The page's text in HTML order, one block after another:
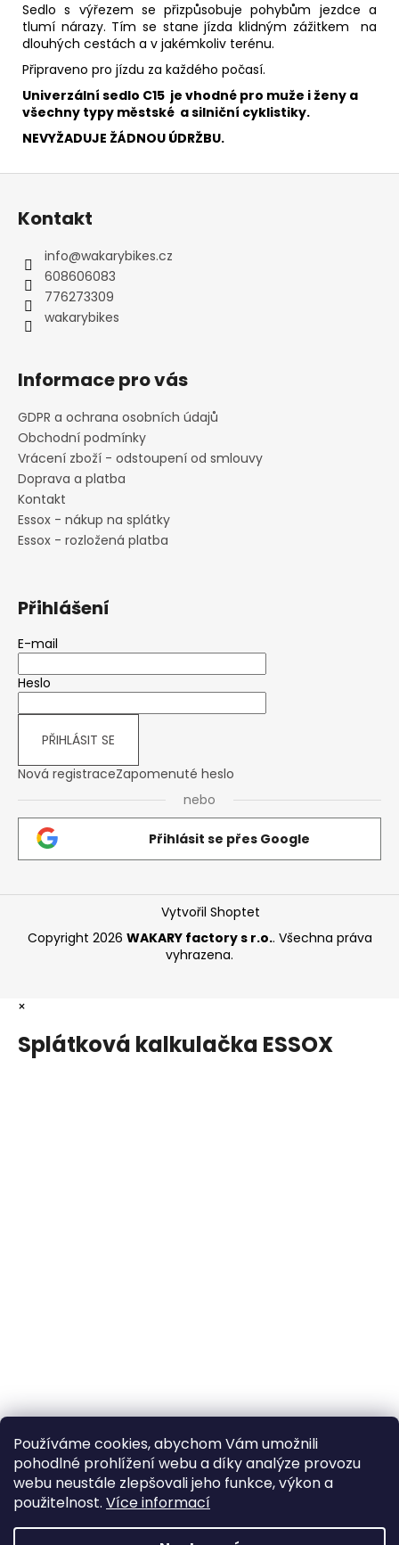
Používáme cookies, abychom Vám umožnili
pohodlné prohlížení webu a díky analýze provozu
webu neustále zlepšovali jeho funkce, výkon a
použitelnost. Více informací
Sedlo s výřezem se přizpůsobuje pohybům jezdce a
tlumí nárazy. Tím se stane jízda klidným zážitkem na
dlouhých cestách a v jakémkoliv terénu.
Připraveno pro jízdu za každého počasí.
Univerzální sedlo C15 je vhodné pro muže i ženy a
všechny typy městské a silniční cyklistiky.
NEVYŽADUJE ŽÁDNOU ÚDRŽBU.
Z
Kontakt
info@wakarybikes.cz
608606083
776273309
wakarybikes
Informace pro vás
GDPR a ochrana osobních údajů
Obchodní podmínky
Vrácení zboží - odstoupení od smlouvy
Doprava a platba
Kontakt
Essox - nákup na splátky
Essox - rozložená platba
Přihlášení
E-mail
Heslo
PŘIHLÁSIT SE
Nová registraceZapomenuté heslo
nebo
Přihlásit se přes Google
Vytvořil Shoptet
Copyright 2026 WAKARY factory s r.o.. Všechna práva
vyhrazena.
×
Splátková kalkulačka ESSOX